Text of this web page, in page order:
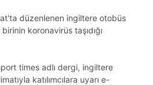
düzenlenen i̇ngiltere otobüs
birinin koronavirüs taşıdığı
times adlı dergi, i̇ngiltere
katılımcılara uyarı e-